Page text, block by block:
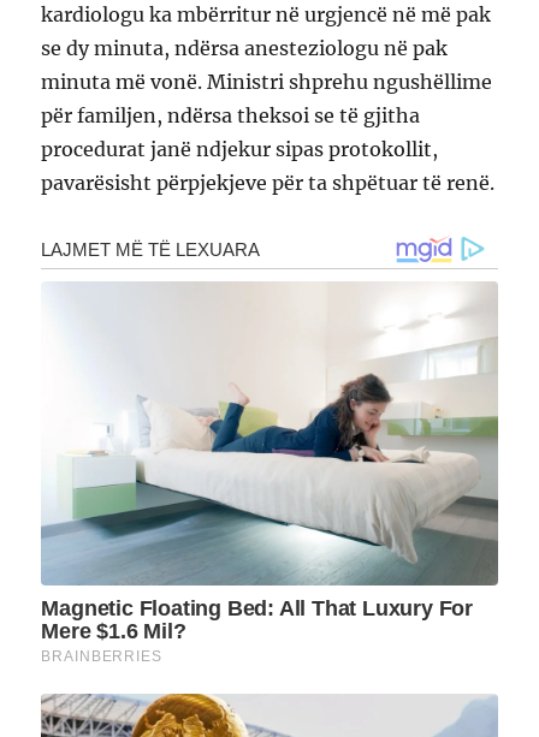
kardiologu ka mbërritur në urgjencë në më pak
se dy minuta, ndërsa anesteziologu në pak
minuta më vonë. Ministri shprehu ngushëllime
për familjen, ndërsa theksoi se të gjitha
procedurat janë ndjekur sipas protokollit,
pavarësisht përpjekjeve për ta shpëtuar të renë.